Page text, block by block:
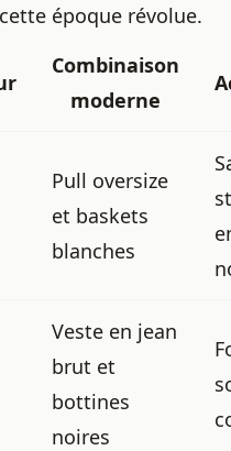
époque révolue.
Combinaison
moderne
Pull oversize
et baskets
blanches
Veste en jean
brut et
bottines
noires